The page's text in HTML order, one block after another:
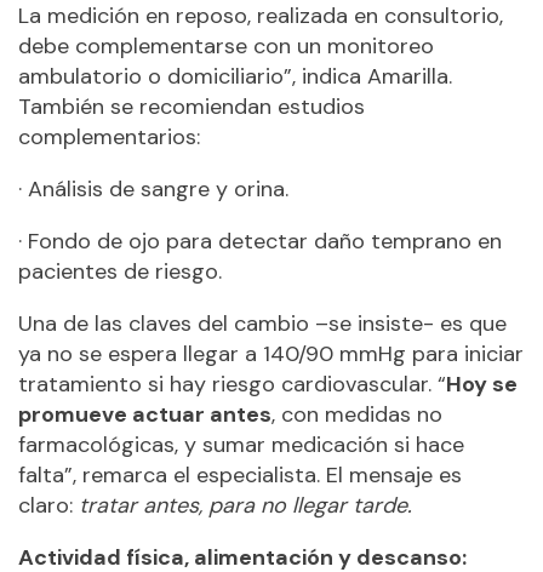
La medición en reposo, realizada en consultorio,
debe complementarse con un monitoreo
ambulatorio o domiciliario”, indica Amarilla.
También se recomiendan estudios
complementarios:
· Análisis de sangre y orina.
· Fondo de ojo para detectar daño temprano en
pacientes de riesgo.
Una de las claves del cambio –se insiste- es que
ya no se espera llegar a 140/90 mmHg para iniciar
tratamiento si hay riesgo cardiovascular. “Hoy se
promueve actuar antes, con medidas no
farmacológicas, y sumar medicación si hace
falta”, remarca el especialista. El mensaje es
claro: tratar antes, para no llegar tarde.
Actividad física, alimentación y descanso: